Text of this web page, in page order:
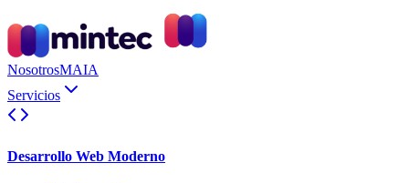
NosotrosMAIA
Servicios
Desarrollo Web Moderno